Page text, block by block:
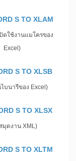
S TO XLAM
ดใช้งานแมโครของ
Excel)
S TO XLSB
บนารีของ Excel)
S TO XLSX
มุดงาน XML)
S TO XLTM